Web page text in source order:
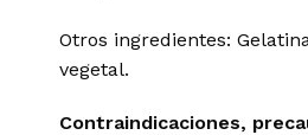
Otros ingredientes:
vegetal.
Contraindicaciones,